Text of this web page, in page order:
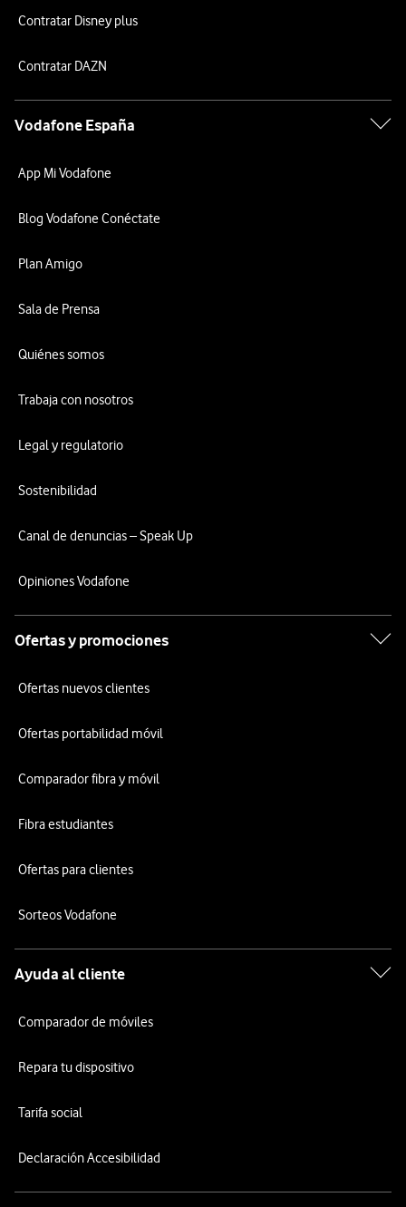
Contratar Disney plus
Contratar DAZN
Vodafone España
App Mi Vodafone
Blog Vodafone Conéctate
Plan Amigo
Sala de Prensa
Quiénes somos
Trabaja con nosotros
Legal y regulatorio
Sostenibilidad
Canal de denuncias – Speak Up
Opiniones Vodafone
Ofertas y promociones
Ofertas nuevos clientes
Ofertas portabilidad móvil
Comparador fibra y móvil
Fibra estudiantes
Ofertas para clientes
Sorteos Vodafone
Ayuda al cliente
Comparador de móviles
Repara tu dispositivo
Tarifa social
Declaración Accesibilidad